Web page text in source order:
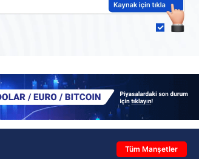
Tüm Manşetler